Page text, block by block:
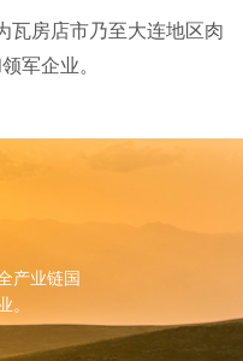
产业链国
。
瓦房店市乃至大连地区肉
军企业。